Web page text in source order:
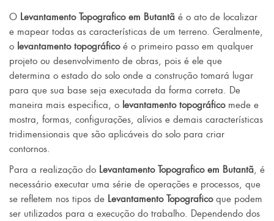
O Levantamento Topografico em Butantã é o ato de localizar
e mapear todas as características de um terreno. Geralmente,
o levantamento topográficoé o primeiro passo em qualquer
projeto ou desenvolvimento de obras, pois é ele que
determina o estado do solo onde a construção tomará lugar
para que sua base seja executada da forma correta. De
maneira mais especifica, o levantamento topográficomede e
mostra, formas, configurações, alívios e demais características
tridimensionais que são aplicáveis do solo para criar
contornos.
Para a realização do Levantamento Topografico em Butantã, é
necessário executar uma série de operações e processos, que
se refletem nos tipos de Levantamento Topograficoque podem
ser utilizados para a execução do trabalho. Dependendo dos